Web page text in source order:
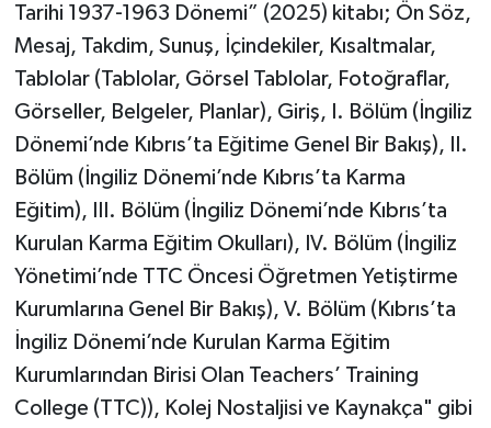
Tarihi 1937-1963 Dönemi” (2025) kitabı; Ön Söz,
Mesaj, Takdim, Sunuş, İçindekiler, Kısaltmalar,
Tablolar (Tablolar, Görsel Tablolar, Fotoğraflar,
Görseller, Belgeler, Planlar), Giriş, I. Bölüm (İngiliz
Dönemi’nde Kıbrıs’ta Eğitime Genel Bir Bakış), II.
Bölüm (İngiliz Dönemi’nde Kıbrıs’ta Karma
Eğitim), III. Bölüm (İngiliz Dönemi’nde Kıbrıs’ta
Kurulan Karma Eğitim Okulları), IV. Bölüm (İngiliz
Yönetimi’nde TTC Öncesi Öğretmen Yetiştirme
Kurumlarına Genel Bir Bakış), V. Bölüm (Kıbrıs’ta
İngiliz Dönemi’nde Kurulan Karma Eğitim
Kurumlarından Birisi Olan Teachers’ Training
College (TTC)), Kolej Nostaljisi ve Kaynakça" gibi